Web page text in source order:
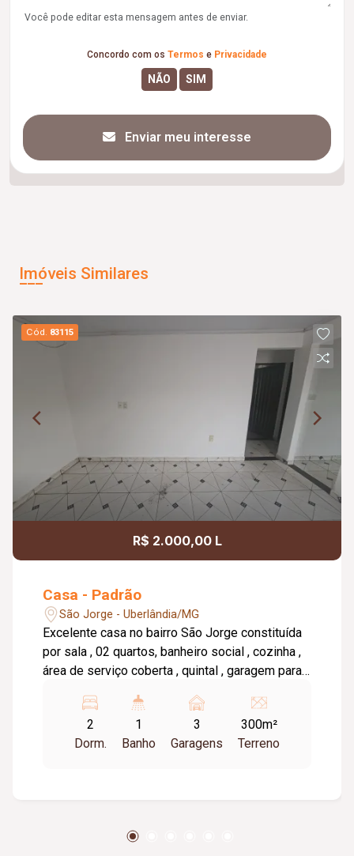
Você pode editar esta mensagem antes de enviar.
Concordo com os Termos e Privacidade
Enviar meu interesse
Imóveis Similares
Cód. 83115
R$ 2.000,00 L
Casa - Padrão
São Jorge - Uberlândia/MG
Excelente casa no bairro São Jorge constituída
por sala , 02 quartos, banheiro social , cozinha ,
área de serviço coberta , quintal , garagem para
2
Dorm.
1
Banho
3
Garagens
300m²
Terreno